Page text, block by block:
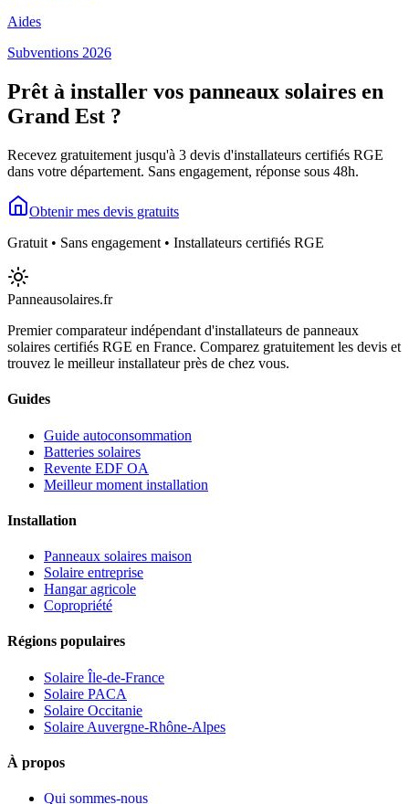
Aides
Subventions 2026
Prêt à installer vos panneaux solaires en
Grand Est ?
Recevez gratuitement jusqu'à 3 devis d'installateurs certifiés RGE
dans votre département. Sans engagement, réponse sous 48h.
Obtenir mes devis gratuits
Gratuit • Sans engagement • Installateurs certifiés RGE
Panneausolaires.fr
Premier comparateur indépendant d'installateurs de panneaux
solaires certifiés RGE en France. Comparez gratuitement les devis et
trouvez le meilleur installateur près de chez vous.
Guides
Guide autoconsommation
Batteries solaires
Revente EDF OA
Meilleur moment installation
Installation
Panneaux solaires maison
Solaire entreprise
Hangar agricole
Copropriété
Régions populaires
Solaire Île-de-France
Solaire PACA
Solaire Occitanie
Solaire Auvergne-Rhône-Alpes
À propos
Qui sommes-nous